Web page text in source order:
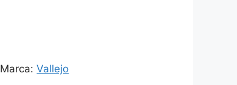
Marca:Vallejo